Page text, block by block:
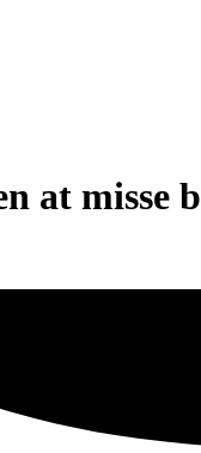
at misse